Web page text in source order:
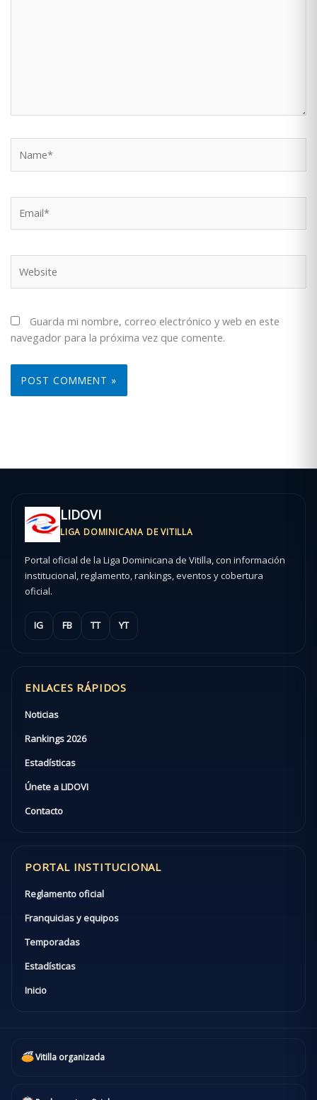
Guarda mi nombre, correo electrónico y web en este
navegador para la próxima vez que comente.
LIDOVI
LIGA DOMINICANA DE VITILLA
Portal oficial de la Liga Dominicana de Vitilla, con información
institucional, reglamento, rankings, eventos y cobertura
oficial.
IG FB TT YT
ENLACES RÁPIDOS
Noticias
Rankings 2026
Estadísticas
Únete a LIDOVI
Contacto
PORTAL INSTITUCIONAL
Reglamento oficial
Franquicias y equipos
Temporadas
Estadísticas
Inicio
Vitilla organizada